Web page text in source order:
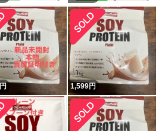
円 1,599円